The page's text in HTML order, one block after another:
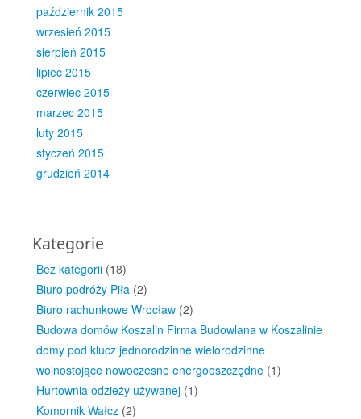
październik 2015
wrzesień 2015
sierpień 2015
lipiec 2015
czerwiec 2015
marzec 2015
luty 2015
styczeń 2015
grudzień 2014
Kategorie
Bez kategorii (18)
Biuro podróży Piła (2)
Biuro rachunkowe Wrocław (2)
Budowa domów Koszalin Firma Budowlana w Koszalinie
domy pod klucz jednorodzinne wielorodzinne
wolnostojące nowoczesne energooszczędne (1)
Hurtownia odzieży używanej (1)
Komornik Wałcz (2)